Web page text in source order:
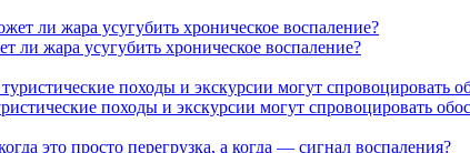
ли жара усугубить хроническое воспаление?
походы и экскурсии могут спровоцировать